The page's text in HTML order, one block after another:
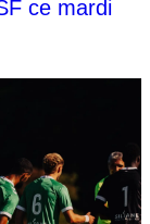
ce mardi